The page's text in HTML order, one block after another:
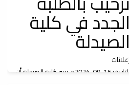
الدولي الأول الليبي للسلامة والأمان
الجدد في كلية
الصيدلة
التاريخ: 16-09-2024م يسر كلية الصيدلة أن